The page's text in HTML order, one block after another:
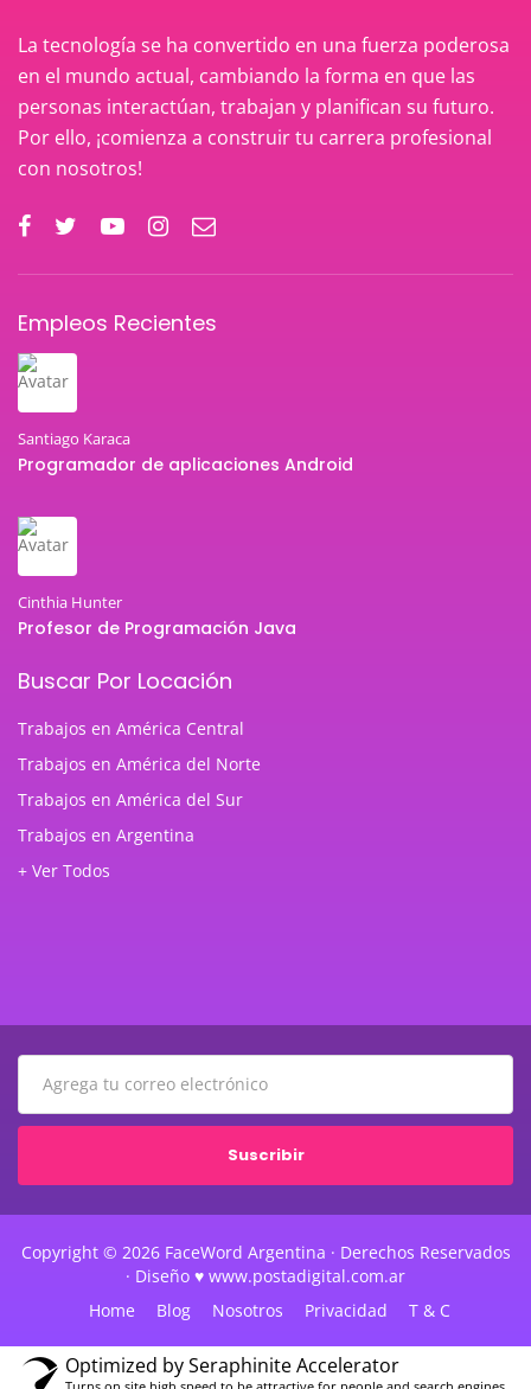
La tecnología se ha convertido en una fuerza poderosa
en el mundo actual, cambiando la forma en que las
personas interactúan, trabajan y planifican su futuro.
Por ello, ¡comienza a construir tu carrera profesional
con nosotros!
Empleos Recientes
Santiago Karaca
Programador de aplicaciones Android
Cinthia Hunter
Profesor de Programación Java
Buscar Por Locación
Trabajos en América Central
Trabajos en América del Norte
Trabajos en América del Sur
Trabajos en Argentina
+ Ver Todos
Suscribir
Copyright © 2026 FaceWord Argentina · Derechos Reservados
· Diseño ♥ www.postadigital.com.ar
Home
Blog Nosotros Privacidad T & C
Optimized by Seraphinite Accelerator